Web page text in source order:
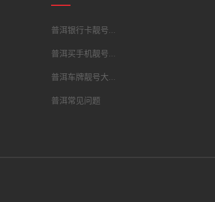
普洱银行卡靓号...
普洱买手机靓号...
普洱车牌靓号大...
普洱常见问题